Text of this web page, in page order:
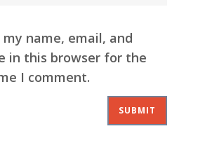
my name, email, and
in this browser for the
I comment.